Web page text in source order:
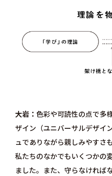
大岩
色彩や可読性の点で多
ザイン（ユニバーサルデザイ
ュでありながら親しみやすさ
私たちのなかでもいくつかの
ました。また、守らなければ